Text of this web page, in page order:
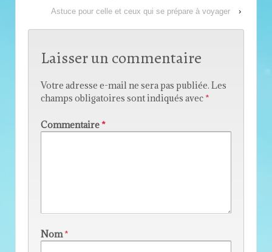
Astuce pour celle et ceux qui se prépare à voyager
›
Laisser un commentaire
Votre adresse e-mail ne sera pas publiée. Les
champs obligatoires sont indiqués avec *
Commentaire*
Nom*